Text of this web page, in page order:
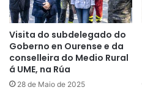
Visita do subdelegado do
Goberno en Ourense e da
conselleira do Medio Rural
á UME, na Rúa
28 de Maio de 2025